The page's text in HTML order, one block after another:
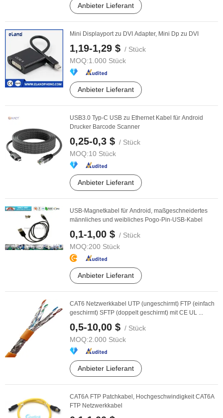
Anbieter Lieferant
Mini Displayport zu DVI Adapter, Mini Dp zu DVI
1,19-1,29 $ / Stück
MOQ:1.000 Stück
Anbieter Lieferant
USB3.0 Typ-C USB zu Ethernet Kabel für Android
Drucker Barcode Scanner
0,25-0,3 $ / Stück
MOQ:10 Stück
Anbieter Lieferant
USB-Magnetkabel für Android, maßgeschneidertes
männliches und weibliches Pogo-Pin-USB-Kabel
0,1-1,00 $ / Stück
MOQ:200 Stück
Anbieter Lieferant
CAT6 Netzwerkkabel UTP (ungeschirmt) FTP (einfach
geschirmt) SFTP (doppelt geschirmt) mit CE UL ...
0,5-10,00 $ / Stück
MOQ:2.000 Stück
Anbieter Lieferant
CAT6A FTP Patchkabel, Hochgeschwindigkeit CAT6A
FTP Netzwerkkabel